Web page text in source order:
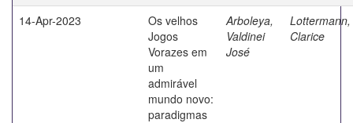
14-Apr-2023
Os velhos
Jogos
Vorazes em
um
admirável
mundo novo:
paradigmas
Arboleya,
Valdinei
José
Lottermann,
Clarice